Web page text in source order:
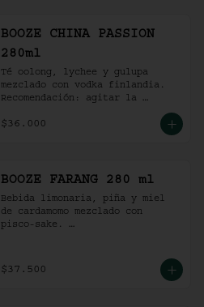
BOOZE CHINA PASSION
280ml
Té oolong, lychee y gulupa
mezclado con vodka finlandia.
Recomendación: agitar la
con hielo al gusto.
$36.000
BOOZE FARANG 280 ml
Bebida limonaria, piña y miel
de cardamomo mezclado con
pisco-sake.
con hielo al gusto.
$37.500